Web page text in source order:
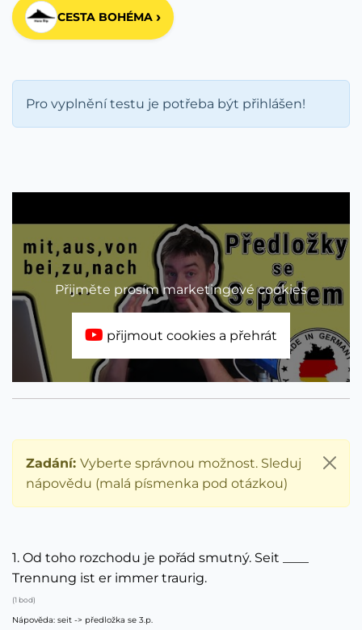
CESTA BOHÉMA ›
Pro vyplnění testu je potřeba být přihlášen!
Přijměte prosím marketingové cookies
přijmout cookies a přehrát
Zadání: Vyberte správnou možnost. Sleduj
nápovědu (malá písmenka pod otázkou)
1. Od toho rozchodu je pořád smutný. Seit ____
Trennung ist er immer traurig.
(1 bod)
Nápověda: seit -> předložka se 3.p.